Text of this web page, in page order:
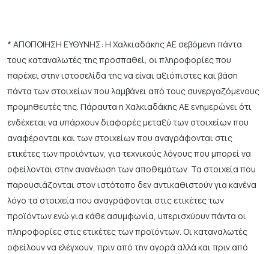
* ΑΠΟΠΟΙΗΣΗ ΕΥΘΥΝΗΣ: Η Χαλκιαδάκης ΑΕ σεβόμενη πάντα
τους καταναλωτές της προσπαθεί, οι πληροφορίες που
παρέχει στην ιστοσελίδα της να είναι αξιόπιστες και βάση
πάντα των στοιχείων που λαμβάνει από τους συνεργαζόμενους
προμηθευτές της. Πάραυτα η Χαλκιαδάκης ΑΕ ενημερώνει ότι
ενδέχεται να υπάρχουν διαφορές μεταξύ των στοιχείων που
αναφέρονται και των στοιχείων που αναγράφονται στις
ετικέτες των προϊόντων, για τεχνικούς λόγους που μπορεί να
οφείλονται στην ανανέωση των αποθεμάτων. Τα στοιχεία που
παρουσιάζονται στον ιστότοπο δεν αντικαθιστούν για κανένα
λόγο τα στοιχεία που αναγράφονται στις ετικέτες των
προϊόντων ενώ για κάθε ασυμφωνία, υπερισχύουν πάντα οι
πληροφορίες στις ετικέτες των προϊόντων. Οι καταναλωτές
οφείλουν να ελέγχουν, πριν από την αγορά αλλά και πριν από